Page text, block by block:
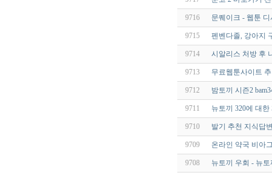
9716 문퀘이크 - 웹툰 디
9715 펜벤다졸, 강아지
9714 시알리스 처방 후
9713 무료웹툰사이트
9712 밤토끼 시즌2
9711 뉴토끼 320에 대
9710 발기 추천 지식답
9709 온라인 약국 비아
9708 뉴토끼 우회 - 뉴